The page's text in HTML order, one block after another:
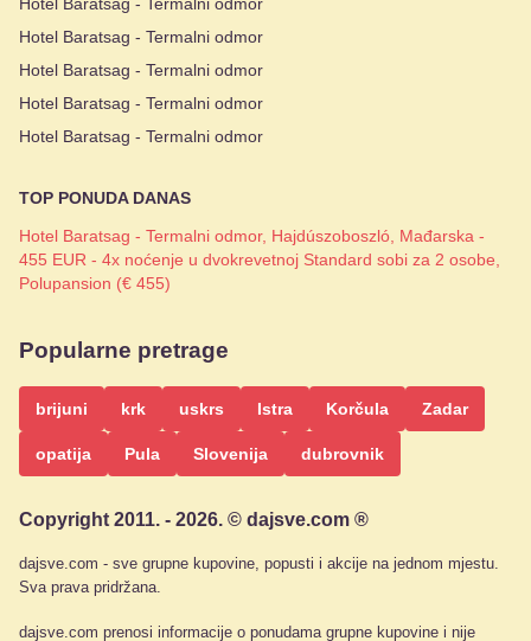
Hotel Baratsag - Termalni odmor
Hotel Baratsag - Termalni odmor
Hotel Baratsag - Termalni odmor
Hotel Baratsag - Termalni odmor
TOP PONUDA DANAS
Hotel Baratsag - Termalni odmor, Hajdúszoboszló, Mađarska -
455 EUR - 4x noćenje u dvokrevetnoj Standard sobi za 2 osobe,
Polupansion (€ 455)
Popularne pretrage
brijuni krk uskrs Istra Korčula Zadar
opatija Pula Slovenija dubrovnik
Copyright 2011. - 2026. © dajsve.com ®
dajsve.com - sve grupne kupovine, popusti i akcije na jednom mjestu.
Sva prava pridržana.
dajsve.com prenosi informacije o ponudama grupne kupovine i nije